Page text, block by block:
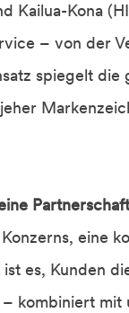
Kailua-Kona
– von der
spiegelt die
eine
es, Kunden
kombiniert mit